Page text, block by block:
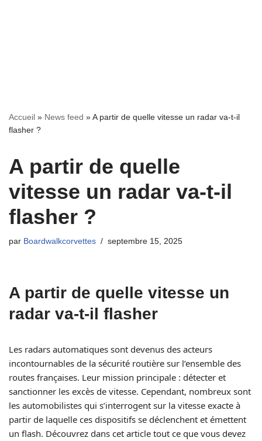
Accueil » News feed »A partir de quelle vitesse un radar va-t-il
flasher ?
A partir de quelle
vitesse un radar va-t-il
flasher ?
par Boardwalkcorvettes septembre 15, 2025
A partir de quelle vitesse un
radar va-t-il flasher
Les radars automatiques sont devenus des acteurs
incontournables de la sécurité routière sur l’ensemble des
routes françaises. Leur mission principale : détecter et
sanctionner les excès de vitesse. Cependant, nombreux sont
les automobilistes qui s’interrogent sur la vitesse exacte à
partir de laquelle ces dispositifs se déclenchent et émettent
un flash. Découvrez dans cet article tout ce que vous devez